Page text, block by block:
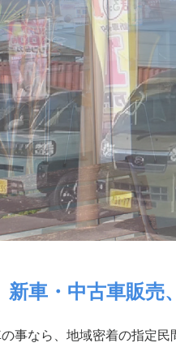
新車・中古車販
事なら、地域密着の指定民